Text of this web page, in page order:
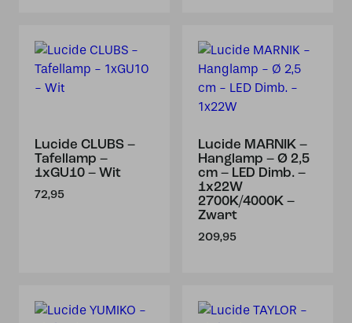
Lucide CLUBS –
Tafellamp –
1xGU10 – Wit
72,95
Lucide MARNIK –
Hanglamp – Ø 2,5
cm – LED Dimb. –
1x22W
2700K/4000K –
Zwart
209,95